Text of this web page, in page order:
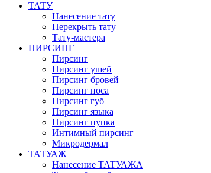
ТАТУ
Нанесение тату
Перекрыть тату
Тату-мастера
ПИРСИНГ
Пирсинг
Пирсинг ушей
Пирсинг бровей
Пирсинг носа
Пирсинг губ
Пирсинг языка
Пирсинг пупка
Интимный пирсинг
Микродермал
ТАТУАЖ
Нанесение ТАТУАЖА